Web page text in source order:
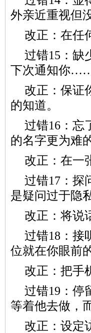
外亲近重视但
改正：在任
过错15：缺
下次通知你
改正：保证
的知道。
过错16：忘
的名字更为难
改正：在一
过错17：探
是疑问过于隐
改正：将说
过错18：接
位就在你眼前
改正：把手
过错19：停
等着他去做，
改正：设定